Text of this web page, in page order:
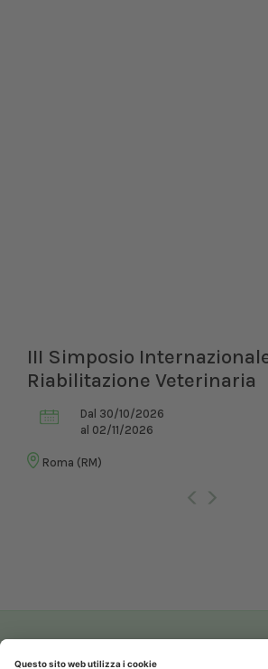
III Simposio
Riabilitazione Veterinaria
Dal 30/10/2026
al 02/11/2026
Roma (RM)